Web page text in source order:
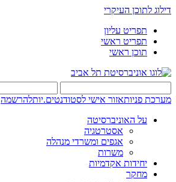
דילוג לתוכן העיקרי
תפריט עליון
תפריט ראשי
תוכן ראשי
מערכת פניותאזור אישי לסטודנטים.יותלהרשמה
על האוניברסיטה
אסטרטגיה
אגפים ומשרדי מנהלה
משרות
יחידות אקדמיות
מחקר